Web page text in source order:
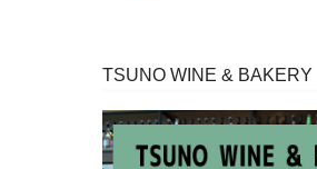
TSUNO WINE & BAKERY